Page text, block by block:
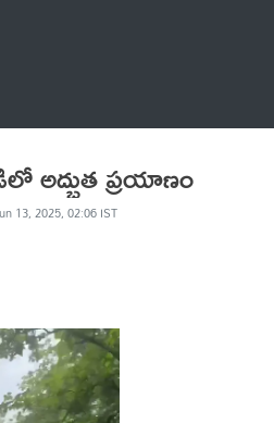
అద్భుత ప్రయాణం
13, 2025, 02:06 IST